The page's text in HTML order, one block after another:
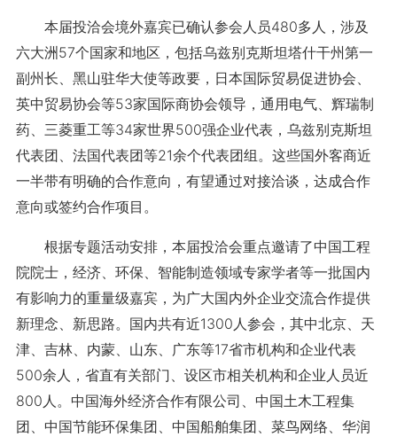
本届投洽会境外嘉宾已确认参会人员480多人，涉及
六大洲57个国家和地区，包括乌兹别克斯坦塔什干州第一
副州长、黑山驻华大使等政要，日本国际贸易促进协会、
英中贸易协会等53家国际商协会领导，通用电气、辉瑞制
药、三菱重工等34家世界500强企业代表，乌兹别克斯坦
代表团、法国代表团等21余个代表团组。这些国外客商近
一半带有明确的合作意向，有望通过对接洽谈，达成合作
意向或签约合作项目。
根据专题活动安排，本届投洽会重点邀请了中国工程
院院士，经济、环保、智能制造领域专家学者等一批国内
有影响力的重量级嘉宾，为广大国内外企业交流合作提供
新理念、新思路。国内共有近1300人参会，其中北京、天
津、吉林、内蒙、山东、广东等17省市机构和企业代表
500余人，省直有关部门、设区市相关机构和企业人员近
800人。中国海外经济合作有限公司、中国土木工程集
团、中国节能环保集团、中国船舶集团、菜鸟网络、华润